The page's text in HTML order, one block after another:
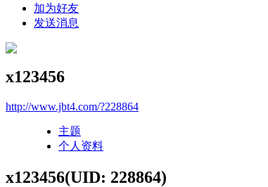
加为好友
发送消息
x123456
http://www.jbt4.com/?228864
主题
个人资料
x123456(UID: 228864)